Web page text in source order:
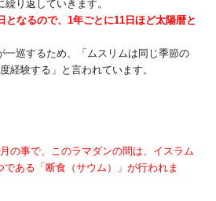
繰り返していきます。
となるので、1年ごとに11日ほど太陽暦と
一巡するため、「ムスリムは同じ季節の
経験する」と言われています。
の事で、このラマダンの間は、イスラム
である「断食（サウム）」が行われま